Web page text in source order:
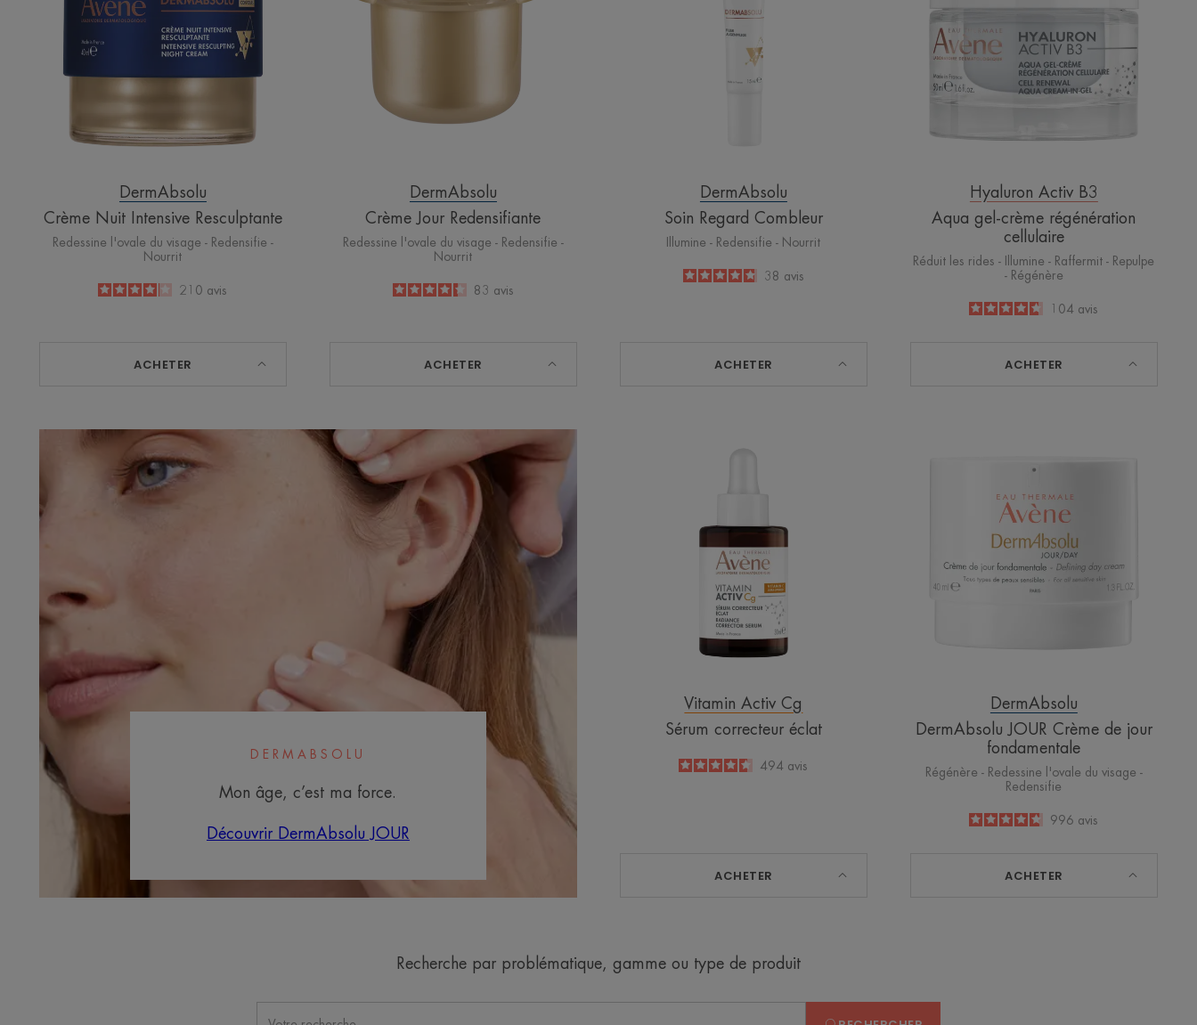
DermAbsolu
Crème Nuit Intensive Resculptante
Redessine l'ovale du visage - Redensifie -
Nourrit
4.1
/
5
210 avis
ACHETER
DermAbsolu
Crème Jour Redensifiante
Redessine l'ovale du visage - Redensifie -
Nourrit
4.3
/
5
83 avis
ACHETER
DermAbsolu
Soin Regard Combleur
Illumine - Redensifie - Nourrit
4.8
/
5
38 avis
ACHETER
cellulaire
Hyaluron Activ B3
Aqua gel-crème régénération
cellulaire
Réduit les rides - Illumine - Raffermit - Repulpe
- Régénère
4.7
/5104 avis
ACHETER
DERMABSOLU
Mon âge, c’est ma force.
Découvrir DermAbsolu JOUR
Vitamin Activ Cg
Sérum correcteur éclat
4.6
/
5
494 avis
ACHETER
de
jour
fondamentale
DermAbsolu
DermAbsolu JOUR Crème de jour
fondamentale
Régénère - Redessine l'ovale du visage -
Redensifie
4.7
/
5
996 avis
ACHETER
Recherche par problématique, gamme ou type de produit